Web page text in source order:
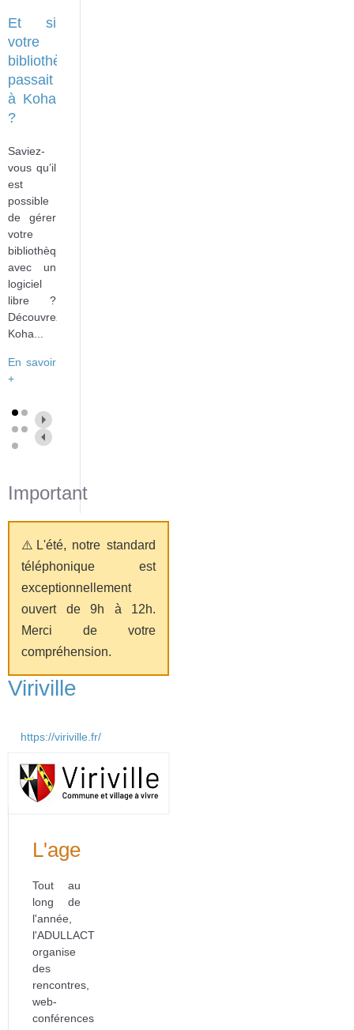
Et si
votre
bibliothèque
passait
à Koha
?
Saviez-
vous qu’il
est
possible
de gérer
votre
bibliothèque
avec un
logiciel
libre ?
Découvrez
Koha...
En savoir
+
Important
⚠️L'été, notre standard
téléphonique est
exceptionnellement
ouvert de 9h à 12h.
Merci de votre
compréhension.
Viriville
https://viriville.fr/
L'agenda
Tout au
long de
l'année,
l'ADULLACT
organise
des
rencontres,
web-
conférences